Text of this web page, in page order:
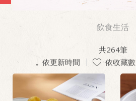
飲食生活
共264筆
依更新時間
依收藏數